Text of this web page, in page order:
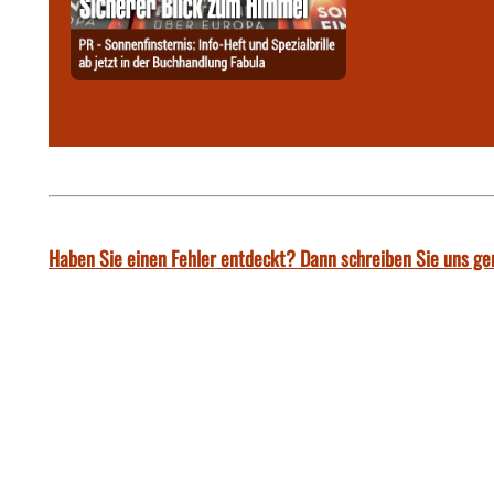
Haben Sie einen Fehler entdeckt? Dann schreiben Sie uns